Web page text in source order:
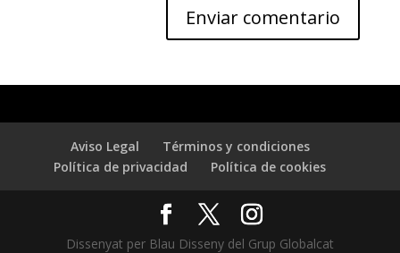
Aviso Legal
Términos y condiciones
Política de privacidad
Política de cookies
Dissenyat per Blau Disseny del Grup Globalcat